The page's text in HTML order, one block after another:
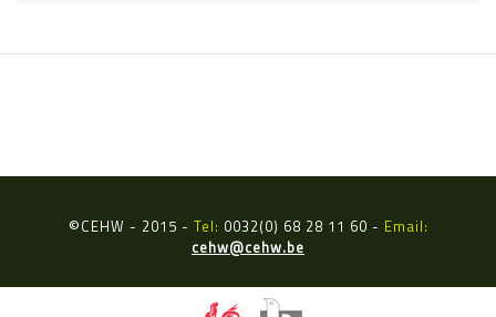
©CEHW - 2015 - Tel: 0032(0) 68 28 11 60 - Email:
cehw@cehw.be